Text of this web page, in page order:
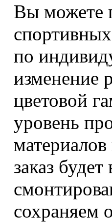
Вы можете
спортивных
по
изменение
цветовой
уровень
заказ
сохраняем